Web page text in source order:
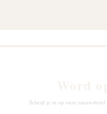
Schrijf je in op onze nieuwsbrief